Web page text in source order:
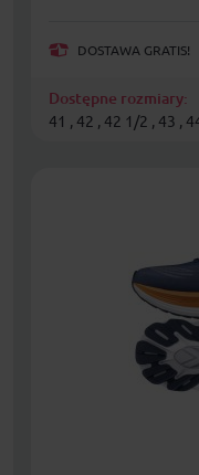
DOSTAWA GRATIS!
Dostępne rozmiary:
41 , 42 , 42 1/2 , 43 ,